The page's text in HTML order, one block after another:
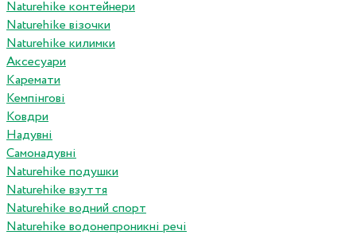
Naturehike контейнери
Naturehike візочки
Naturehike килимки
Аксесуари
Каремати
Кемпінгові
Ковдри
Надувні
Самонадувні
Naturehike подушки
Naturehike взуття
Naturehike водний спорт
Naturehike водонепроникні речі